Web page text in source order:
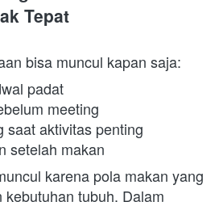
Tepat
bisa muncul kapan saja:
padat
meeting
saat aktivitas penting
setelah makan
karena pola makan yang
tubuh. Dalam